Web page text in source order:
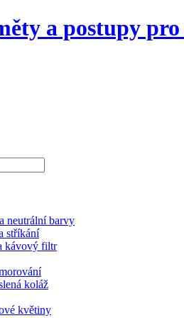
a postupy
neutrální barvy
stříkání
kávový filtr
koláž
květiny